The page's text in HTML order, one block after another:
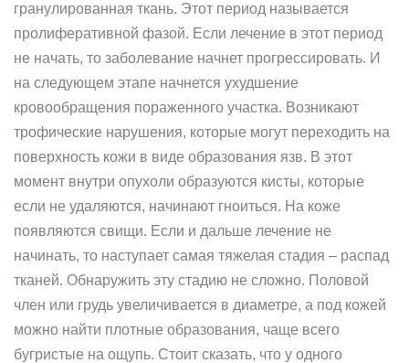
гранулированная ткань. Этот период называется
пролиферативной фазой. Если лечение в этот период
не начать, то заболевание начнет прогрессировать. И
на следующем этапе начнется ухудшение
кровообращения пораженного участка. Возникают
трофические нарушения, которые могут переходить на
поверхность кожи в виде образования язв. В этот
момент внутри опухоли образуются кисты, которые
если не удаляются, начинают гноиться. На коже
появляются свищи. Если и дальше лечение не
начинать, то наступает самая тяжелая стадия – распад
тканей. Обнаружить эту стадию не сложно. Половой
член или грудь увеличивается в диаметре, а под кожей
можно найти плотные образования, чаще всего
бугристые на ощупь. Стоит сказать, что у одного